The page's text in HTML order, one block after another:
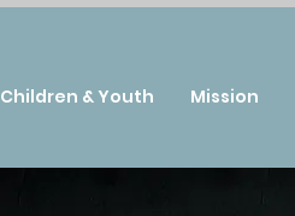
Children & Youth Mission